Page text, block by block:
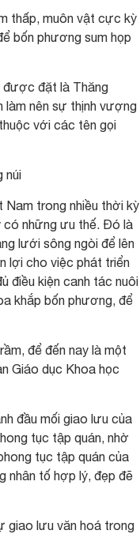
thấp, muôn vật cực kỳ
bốn phương sum họp
được đặt là Thăng
làm nên sự thịnh vượng
với các tên gọi
núi
Nam trong nhiều thời kỳ
có những ưu thế. Đó là
lưới sông ngòi để lên
lợi cho việc phát triển
điều kiện canh tác nuôi
khắp bốn phương, để
để đến nay là một
Giáo dục Khoa học
đầu mối giao lưu của
tục tập quán, nhờ
tục tập quán của
nhân tố hợp lý, đẹp đẽ
giao lưu văn hoá trong